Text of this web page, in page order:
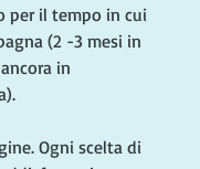
per il tempo in cui
(2 -3 mesi in
in
Ogni scelta di